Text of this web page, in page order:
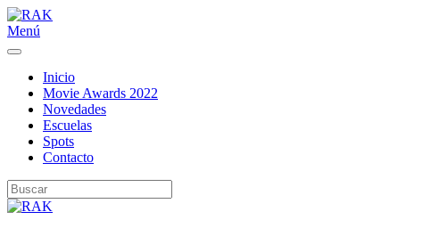
Menú
Inicio
Movie Awards 2022
Novedades
Escuelas
Spots
Contacto